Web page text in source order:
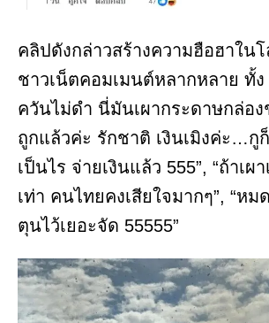
คลิปดังกล่าวสร้างความฮือฮาใน
ชาวเน็ตคอมเมนต์หลากหลาย ทั้
ควันไม่ดำ นี่มันเผากระดาษกล่อง
ถูกแล้วค่ะ รักชาติ เงินเมิงค่ะ…กูก็
เป็นไร จ่ายเงินแล้ว 555”, “ถ้าเผ
เท่า คนไทยคงเสียใจมากๆ”, “หม
ตุนไว้เยอะจัด 55555”